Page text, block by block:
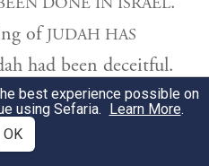
ofJUDAH HAS
had been deceitful.
(inMal. 2:14):<
BETWEEN
best experience possible on
using Sefaria. Learn More.
OK